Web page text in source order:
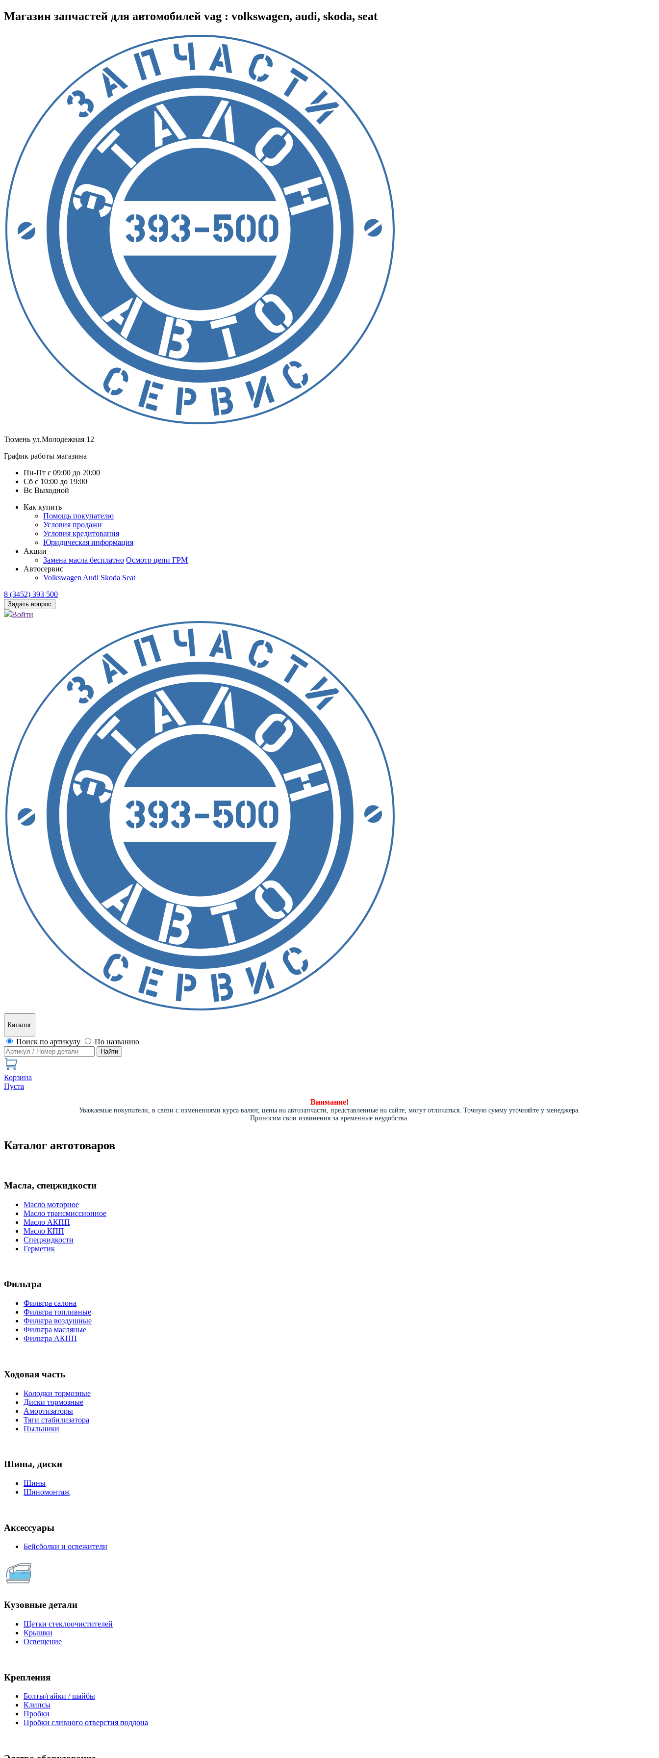
Магазин запчастей для автомобилей vag : volkswagen, audi, skoda, seat
Тюмень ул.Молодежная 12
График работы магазина
Пн-Пт с 09:00 до 20:00
Сб с 10:00 до 19:00
Вс Выходной
Как купить
Помощь покупателю
Условия продажи
Условия кредитования
Юридическая информация
Акции
Замена масла бесплатно Осмотр цепи ГРМ
Автосервис
Volkswagen Audi Skoda Seat
8 (3452) 393 500
Задать вопрос
Войти
Каталог
Поиск по артикулу По названию
Найти
Корзина
Пуста
Внимание!
Уважаемые покупатели, в связи с изменениями курса валют, цены на автозапчасти, представленные на сайте, могут отличаться. Точную сумму уточняйте у менеджера.
Приносим свои извинения за временные неудобства.
Каталог автотоваров
Масла, спецжидкости
Масло моторное
Масло трансмиссионное
Масло АКПП
Масло КПП
Спецжидкости
Герметик
Фильтра
Фильтра салона
Фильтра топливные
Фильтра воздушные
Фильтра масляные
Фильтра АКПП
Ходовая часть
Колодки тормозные
Диски тормозные
Амортизаторы
Тяги стабилизатора
Пыльники
Шины, диски
Шины
Шиномонтаж
Аксессуары
Бейсболки и освежители
Кузовные детали
Щетки стеклоочистителей
Крышки
Освещение
Крепления
Болты/гайки / шайбы
Клипсы
Пробки
Пробки сливного отверстия поддона